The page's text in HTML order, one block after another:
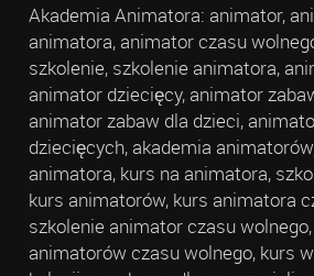
Akademia Animatora: animator,
animatora, animator czasu
szkolenie, szkolenie animatora,
animator dziecięcy, animator
animator zabaw dla dzieci,
dziecięcych, akademia
animatora, kurs na animatora,
kurs animatorów, kurs animatora
szkolenie animator czasu
animatorów czasu wolnego, kurs